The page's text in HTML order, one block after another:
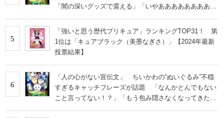
「闇の深いグッズで震える」「いやあああああああああ
5
「強いと思う歴代プリキュア」ランキングTOP31！ 第
1位は「キュアブラック（美墨なぎさ）」【2024年最新
投票結果】
6
「人の心がない宣伝文」 ちいかわの“ぬいぐるみ”不穏
すぎるキャッチフレーズが話題 「なんかとんでもない
こと言ってない！？」「もう包み隠さなくなってきた